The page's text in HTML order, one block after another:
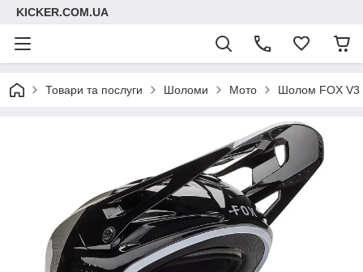
KICKER.COM.UA
Товари та послуги Шоломи Мото Шолом FOX V3